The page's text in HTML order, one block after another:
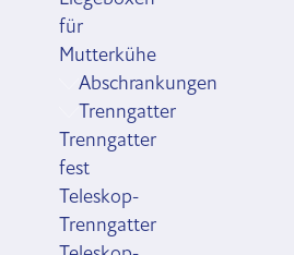
für
Mutterkühe
Abschrankungen
Trenngatter
Trenngatter
fest
Teleskop-
Trenngatter